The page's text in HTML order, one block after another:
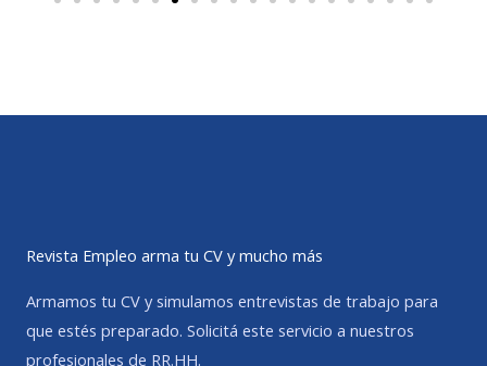
Revista Empleo arma tu CV y mucho más
Armamos tu CV y simulamos entrevistas de trabajo para
que estés preparado. Solicitá este servicio a nuestros
profesionales de RR.HH.